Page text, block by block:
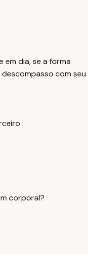
em dia, se a forma
com seu
corporal?